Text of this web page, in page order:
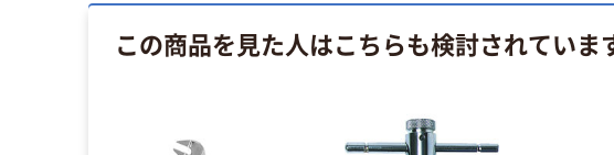
この商品を見た人はこちらも検討されていま